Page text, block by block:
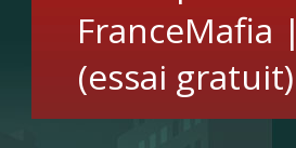
FranceMafia |
(essai gratuit)